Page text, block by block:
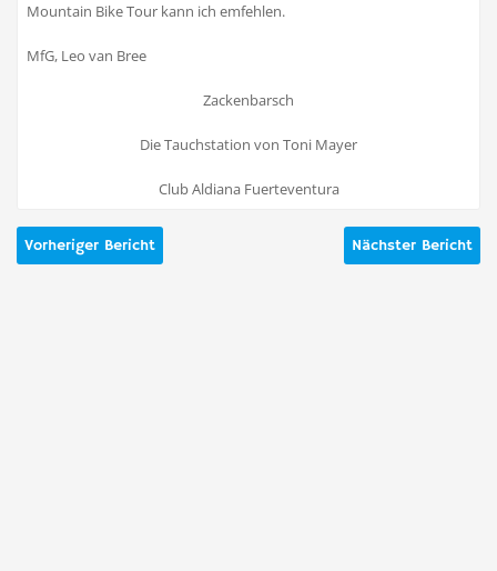
Mountain Bike Tour kann ich emfehlen.
MfG, Leo van Bree
Zackenbarsch
Die Tauchstation von Toni Mayer
Club Aldiana Fuerteventura
Nächster Bericht
Vorheriger Bericht